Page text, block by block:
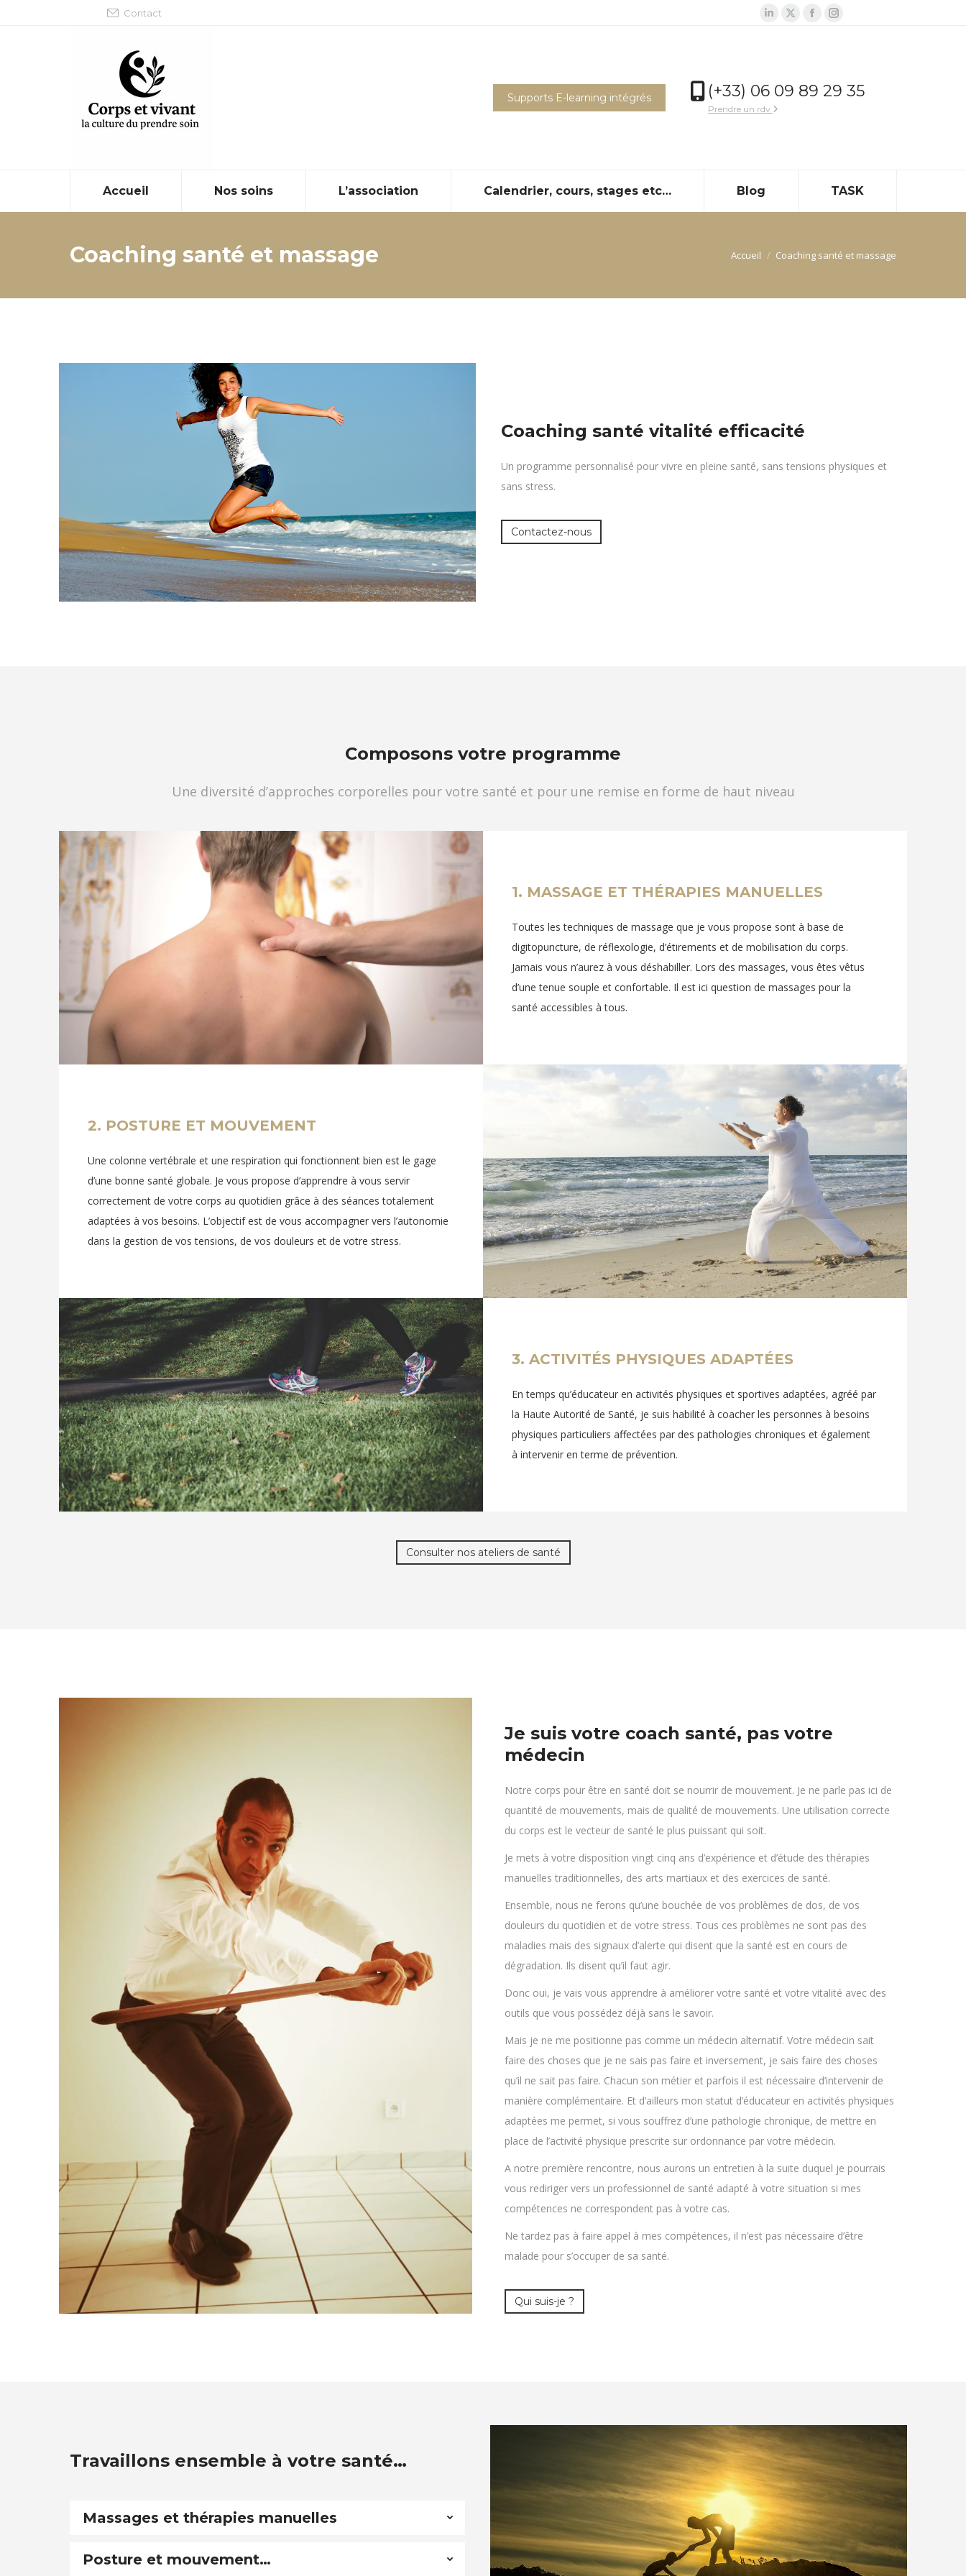
Contact
LinkedIn
new
window
X
new
Facebook
new
Instagram
new
Supports E-learning intégrés (+33) 06 09 89 29 35
Prendre un rdv
Accueil Nos soins L’association Calendrier, cours, stages etc… Blog TASK
Coaching santé et massage Vous êtes ici :
Accueil Coaching santé et massage
Coaching santé vitalité efficacité
Un programme personnalisé pour vivre en pleine santé, sans tensions physiques et
sans stress.
Contactez-nous
Composons votre programme
Une diversité d’approches corporelles pour votre santé et pour une remise en forme de haut niveau
1. MASSAGE ET THÉRAPIES MANUELLES
Toutes les techniques de massage que je vous propose sont à base de
digitopuncture, de réflexologie, d’étirements et de mobilisation du corps.
Jamais vous n’aurez à vous déshabiller. Lors des massages, vous êtes vêtus
d’une tenue souple et confortable. Il est ici question de massages pour la
santé accessibles à tous.
2. POSTURE ET MOUVEMENT
Une colonne vertébrale et une respiration qui fonctionnent bien est le gage
d’une bonne santé globale. Je vous propose d’apprendre à vous servir
correctement de votre corps au quotidien grâce à des séances totalement
adaptées à vos besoins. L’objectif est de vous accompagner vers l’autonomie
dans la gestion de vos tensions, de vos douleurs et de votre stress.
3. ACTIVITÉS PHYSIQUES ADAPTÉES
En temps qu’éducateur en activités physiques et sportives adaptées, agréé par
la Haute Autorité de Santé, je suis habilité à coacher les personnes à besoins
physiques particuliers affectées par des pathologies chroniques et également
à intervenir en terme de prévention.
Consulter nos ateliers de santé
Je suis votre coach santé, pas votre
médecin
Notre corps pour être en santé doit se nourrir de mouvement. Je ne parle pas ici de
quantité de mouvements, mais de qualité de mouvements. Une utilisation correcte
du corps est le vecteur de santé le plus puissant qui soit.
Je mets à votre disposition vingt cinq ans d’expérience et d’étude des thérapies
manuelles traditionnelles, des arts martiaux et des exercices de santé.
Ensemble, nous ne ferons qu’une bouchée de vos problèmes de dos, de vos
douleurs du quotidien et de votre stress. Tous ces problèmes ne sont pas des
maladies mais des signaux d’alerte qui disent que la santé est en cours de
dégradation. Ils disent qu’il faut agir.
Donc oui, je vais vous apprendre à améliorer votre santé et votre vitalité avec des
outils que vous possédez déjà sans le savoir.
Mais je ne me positionne pas comme un médecin alternatif. Votre médecin sait
faire des choses que je ne sais pas faire et inversement, je sais faire des choses
qu’il ne sait pas faire. Chacun son métier et parfois il est nécessaire d’intervenir de
manière complémentaire. Et d’ailleurs mon statut d’éducateur en activités physiques
adaptées me permet, si vous souffrez d’une pathologie chronique, de mettre en
place de l’activité physique prescrite sur ordonnance par votre médecin.
A notre première rencontre, nous aurons un entretien à la suite duquel je pourrais
vous rediriger vers un professionnel de santé adapté à votre situation si mes
compétences ne correspondent pas à votre cas.
Ne tardez pas à faire appel à mes compétences, il n’est pas nécessaire d’être
malade pour s’occuper de sa santé.
Qui suis-je ?
Travaillons ensemble à votre santé…
Massages et thérapies manuelles
Posture et mouvement…